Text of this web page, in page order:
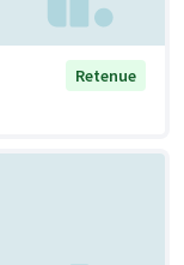
Retenue